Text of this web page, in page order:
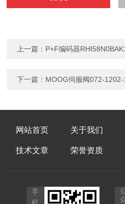
上一篇： P+F编码器
下一篇： MOOG伺服阀072-
网站首页 关于我们
技术文章 荣誉资质
手